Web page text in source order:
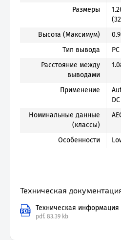
Размеры
Высота (Максимум)
Тип вывода
Расстояние между
выводами
Применение
Номинальные данные
(классы)
Особенности
Техническая
Техническая информация
pdf. 83.39 kb